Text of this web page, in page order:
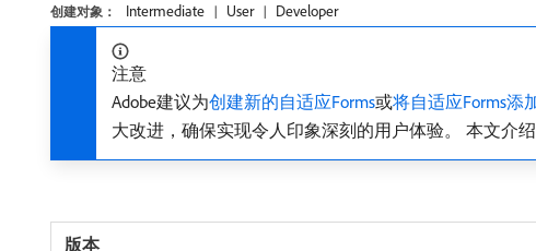
创建对象： Intermediate User Developer
注意
Adobe建议为创建新的自适应Forms或将自适应Forms添
大改进，确保实现令人印象深刻的用户体验。 本文介